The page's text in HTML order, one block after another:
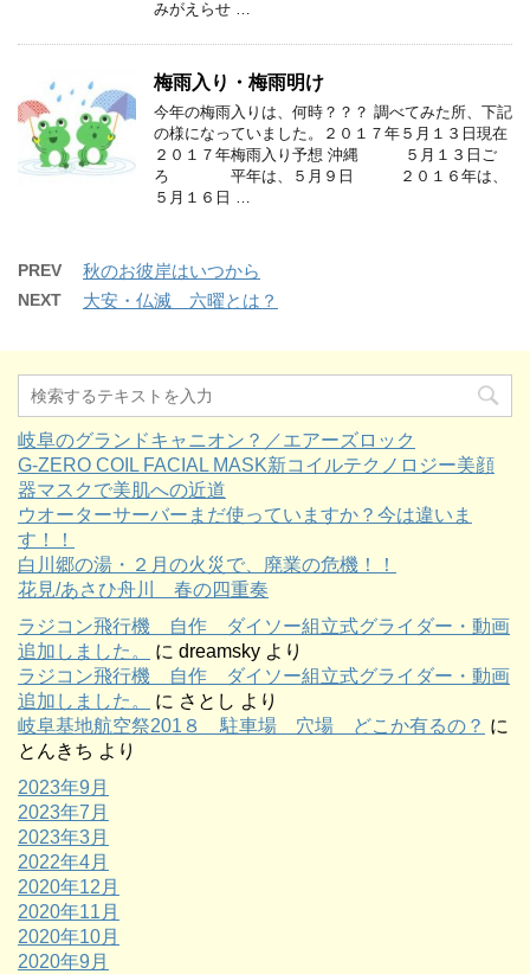
みがえらせ …
梅雨入り・梅雨明け
今年の梅雨入りは、何時？？？ 調べてみた所、下記
の様になっていました。２０１７年５月１３日現在
２０１７年梅雨入り予想 沖縄 ５月１３日ご
ろ 平年は、５月９日 ２０１６年は、
５月１６日 …
PREV 秋のお彼岸はいつから
NEXT 大安・仏滅 六曜とは？
岐阜のグランドキャニオン？／エアーズロック
G-ZERO COIL FACIAL MASK新コイルテクノロジー美顔
器マスクで美肌への近道
ウオーターサーバーまだ使っていますか？今は違いま
す！！
白川郷の湯・２月の火災で、廃業の危機！！
花見/あさひ舟川 春の四重奏
ラジコン飛行機 自作 ダイソー組立式グライダー・動画
追加しました。
に dreamsky より
ラジコン飛行機 自作 ダイソー組立式グライダー・動画
追加しました。
に さとし より
岐阜基地航空祭201８ 駐車場 穴場 どこか有るの？ に
とんきち より
2023年9月
2023年7月
2023年3月
2022年4月
2020年12月
2020年11月
2020年10月
2020年9月